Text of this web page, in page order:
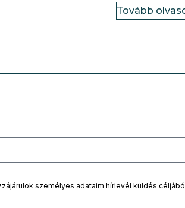
Tovább
személyes adataim hírlevél küldés